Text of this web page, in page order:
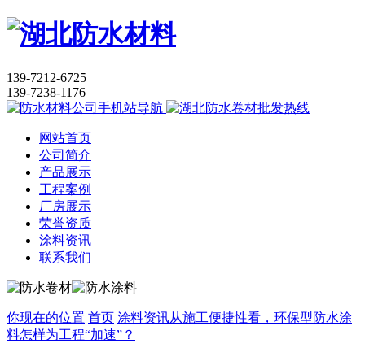
139-7212-6725
139-7238-1176
网站首页
公司简介
产品展示
工程案例
厂房展示
荣誉资质
涂料资讯
联系我们
你现在的位置 首页 涂料资讯从施工便捷性看，环保型防水涂
料怎样为工程“加速”？